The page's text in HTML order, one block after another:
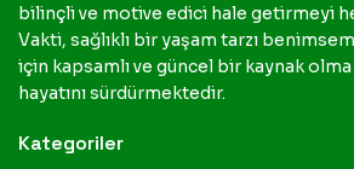
bilinçli ve motive edici hale getirmeyi
Vakti, sağlıklı bir yaşam tarzı
için kapsamlı ve güncel bir kaynak olma
hayatını sürdürmektedir.
Kategoriler